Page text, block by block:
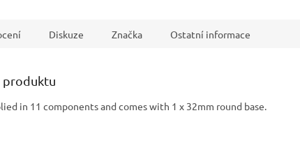
Diskuze Značka Ostatní informace
produktu
in 11 components and comes with 1 x 32mm round base.